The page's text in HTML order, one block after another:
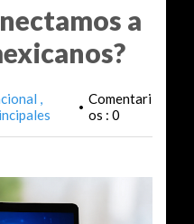
a
• Comentari
os : 0